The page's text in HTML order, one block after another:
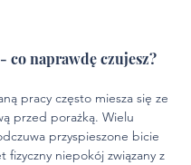
co naprawdę czujesz?
pracy często miesza się ze
przed porażką. Wielu
przyspieszone bicie
fizyczny niepokój związany z